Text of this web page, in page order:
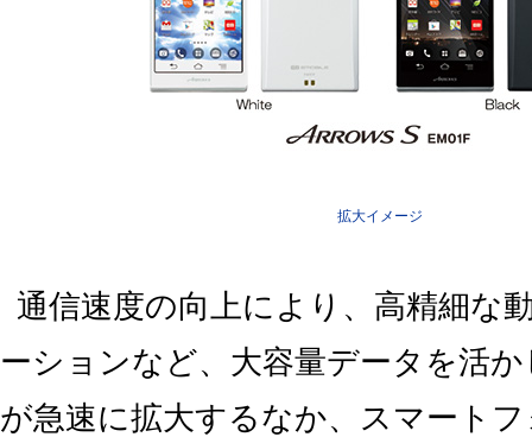
拡大イメージ
通信速度の向上により、高精細な
ーションなど、大容量データを活
が急速に拡大するなか、スマート